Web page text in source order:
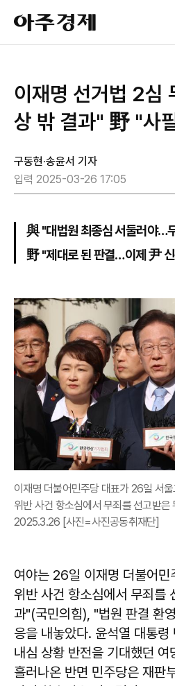
아
주
경
이재명 선거법 2심
상 밖 결과" 野 "사
구동현·송윤서 기자
입력 2025-03-26 17:05
與 "대법원 최종심 서둘러야…
野 "제대로 된 판결…이제 尹
이재명 더불어민주당 대표가 26일 서
위반 사건 항소심에서 무죄를 선고받은
2025.3.26 [사진=사진공동취재단]
여야는 26일 이재명 더불어민
위반 사건 항소심에서 무죄를
과"(국민의힘), "법원 판결 환
응을 내놓았다. 윤석열 대통령
내심 상황 반전을 기대했던 여
흘러나온 반면 민주당은 재판